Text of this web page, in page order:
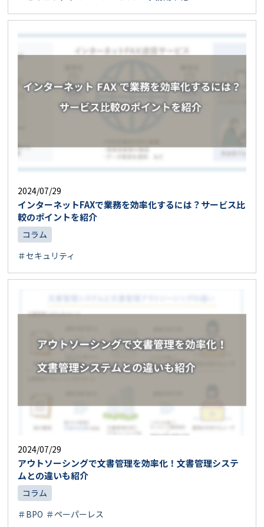
2024/07/29
インターネットFAXで業務を効率化するには？サービス比
較のポイントを紹介
コラム
＃セキュリティ
2024/07/29
アウトソーシングで文書管理を効率化！文書管理システ
ムとの違いも紹介
コラム
＃BPO ＃ペーパーレス